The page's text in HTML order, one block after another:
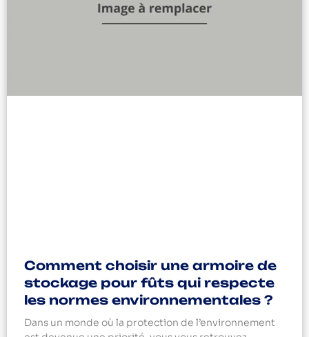
Comment choisir une armoire de
stockage pour fûts qui respecte
les normes environnementales ?
Dans un monde où la protection de l’environnement